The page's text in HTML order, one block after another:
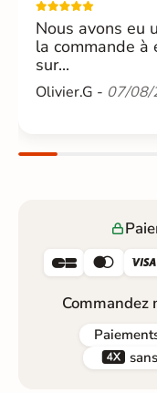
Nous avons eu
la commande à
sur...
Olivier.G - 07/
  
Commandez
